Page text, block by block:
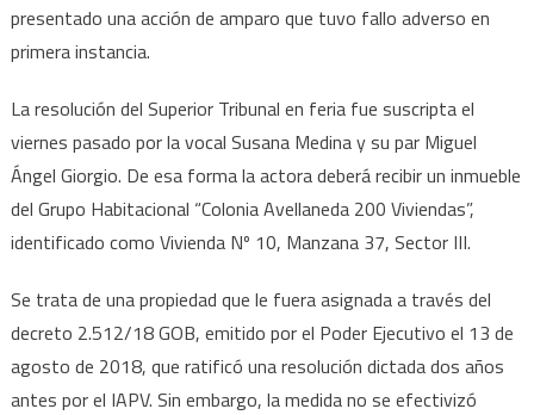
presentado una acción de amparo que tuvo fallo adverso en
primera instancia.
La resolución del Superior Tribunal en feria fue suscripta el
viernes pasado por la vocal Susana Medina y su par Miguel
Ángel Giorgio. De esa forma la actora deberá recibir un inmueble
del Grupo Habitacional “Colonia Avellaneda 200 Viviendas”,
identificado como Vivienda Nº 10, Manzana 37, Sector III.
Se trata de una propiedad que le fuera asignada a través del
decreto 2.512/18 GOB, emitido por el Poder Ejecutivo el 13 de
agosto de 2018, que ratificó una resolución dictada dos años
antes por el IAPV. Sin embargo, la medida no se efectivizó